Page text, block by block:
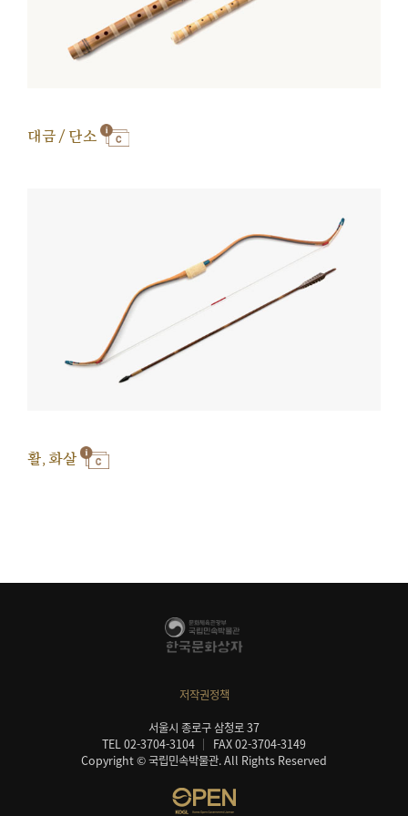
대금 / 단소
활, 화살
저작권정책
서울시 종로구 삼청로 37
TEL 02-3704-3104
FAX 02-3704-3149
Copyright © 국립민속박물관. All Rights Reserved